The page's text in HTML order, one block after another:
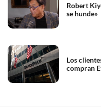
Robert
se hunde»
Los
compran